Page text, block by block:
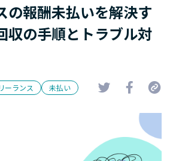
の報酬未払いを解決す
収の手順とトラブル対
ーランス 未払い